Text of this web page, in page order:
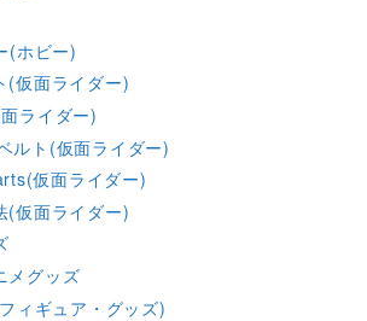
(ホビー)
(仮面ライダー)
ライダー)
ルト(仮面ライダー)
仮面ライダー)
(仮面ライダー)
メグッズ
ィギュア・グッズ)